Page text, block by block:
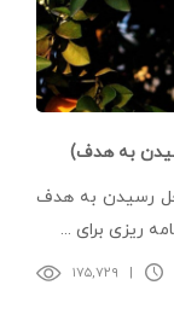
به هدف)
رسیدن به هدف
ریزی برای ...
۱۷۵,۷۲۹ |